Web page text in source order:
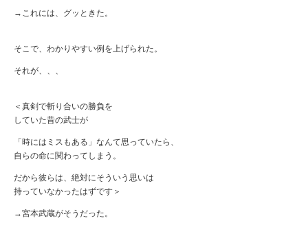
→これには、グッときた。
そこで、わかりやすい例を上げられた。
それが、、、
＜真剣で斬り合いの勝負を
していた昔の武士が
「時にはミスもある」なんて思っていたら、
自らの命に関わってしまう。
だから彼らは、絶対にそういう思いは
持っていなかったはずです＞
→宮本武蔵がそうだった。